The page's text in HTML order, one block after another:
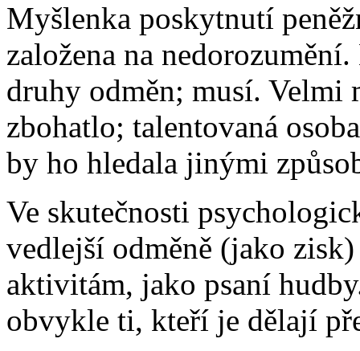
Myšlenka poskytnutí
založena na
druhy odměn; musí. Velmi
zbohatlo; talentovaná
by ho hledala jinými
Ve skutečnosti
vedlejší odměně (jako
aktivitám, jako psaní
obvykle ti, kteří je dělají